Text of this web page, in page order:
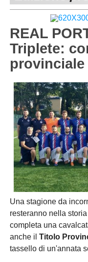
PESARO URBINO
PROMOZIONE
1^ CATEGORIA
2^ CATEGORIA
3^ CATEGORIA
GIOVANILI
REGIONALI
REAL
Triplete:
provinciale
Una stagione da
resteranno nella storia
completa una
anche il Titolo
tassello di un'annata